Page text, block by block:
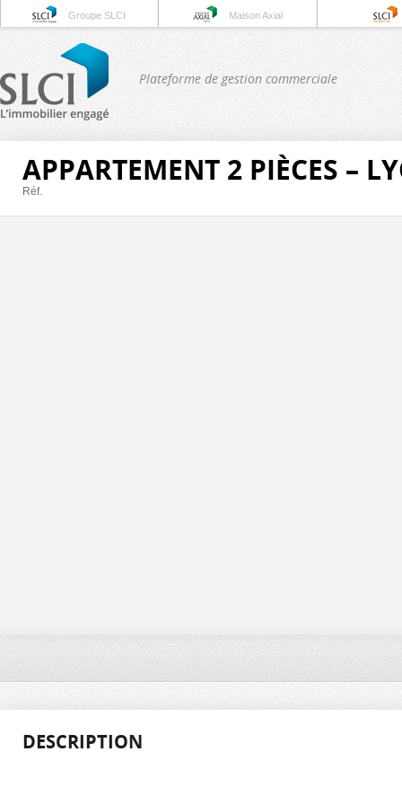
Groupe SLCI Maison Axial
Plateforme de gestion commerciale
APPARTEMENT 2 PIÈCES –
Réf.
DESCRIPTION